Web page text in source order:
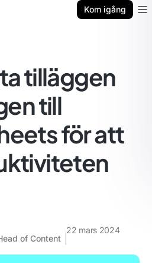
Kom igång
tilläggen
till
för att
of Content
22 mars 2024